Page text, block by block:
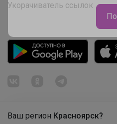
Ваш регион Красноярск?
Укорачиватель ссылок
Продолжая использовать